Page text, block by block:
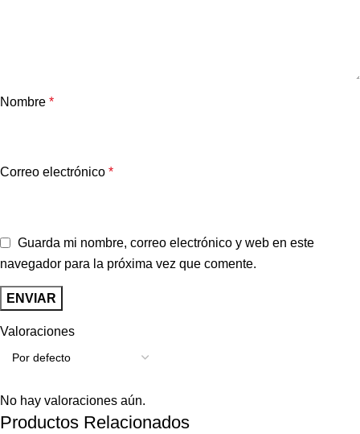
Valoraciones
No hay valoraciones aún.
Nombre *
Correo electrónico *
Guarda mi nombre, correo electrónico y web en este
navegador para la próxima vez que comente.
Productos Relacionados